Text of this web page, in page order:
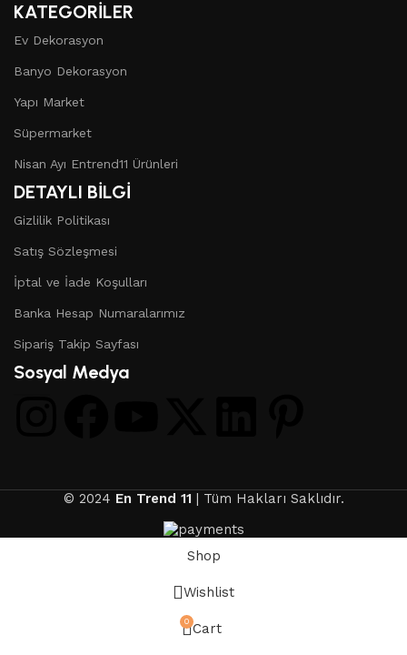
KATEGORİLER
Ev Dekorasyon
Banyo Dekorasyon
Yapı Market
Süpermarket
Nisan Ayı Entrend11 Ürünleri
DETAYLI BİLGİ
Gizlilik Politikası
Satış Sözleşmesi
İptal ve İade Koşulları
Banka Hesap Numaralarımız
Sipariş Takip Sayfası
Sosyal Medya
© 2024 En Trend 11 | Tüm Hakları Saklıdır.
Shop
Wishlist
0 Cart